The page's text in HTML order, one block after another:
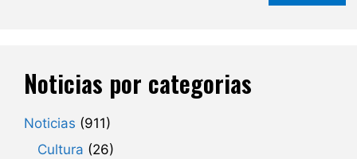
Noticias por categorias
Noticias (911)
Cultura (26)